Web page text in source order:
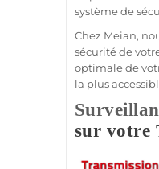
systèmede
Chez Meian,
sécuritéde
optimale de
la plus
sur votre